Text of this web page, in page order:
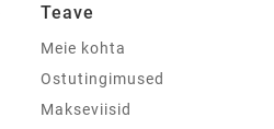
Teave
Meie kohta
Ostutingimused
Makseviisid